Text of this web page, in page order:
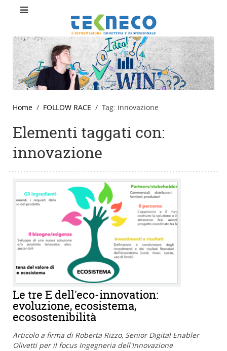
Home FOLLOW RACE Tag: innovazione
Elementi taggati con:
innovazione
Le tre E dell'eco-innovation:
evoluzione, ecosistema,
ecosostenibilità
Articolo a firma di Roberta Rizzo, Senior Digital Enabler
Olivetti per il focus Ingegneria dell'Innovazione